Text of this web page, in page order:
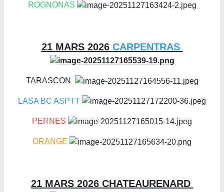
ROGNONAS
21 MARS 2026 CARPENTRAS
TARASCON
LASA BC ASPTT
PERNES
ORANGE
21 MARS 2026 CHATEAURENARD